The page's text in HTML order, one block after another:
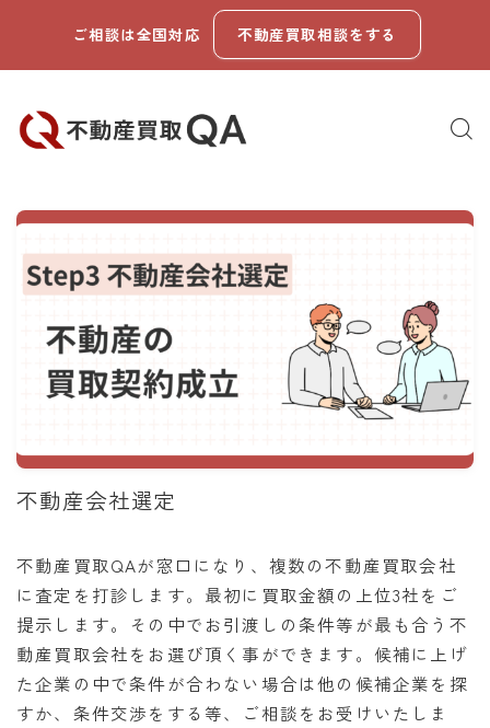
ご相談は全国対応 不動産買取相談をする
不動産会社選定
不動産買取QAが窓口になり、複数の不動産買取会社
に査定を打診します。最初に買取金額の上位3社をご
提示します。その中でお引渡しの条件等が最も合う不
動産買取会社をお選び頂く事ができます。候補に上げ
た企業の中で条件が合わない場合は他の候補企業を探
すか、条件交渉をする等、ご相談をお受けいたしま